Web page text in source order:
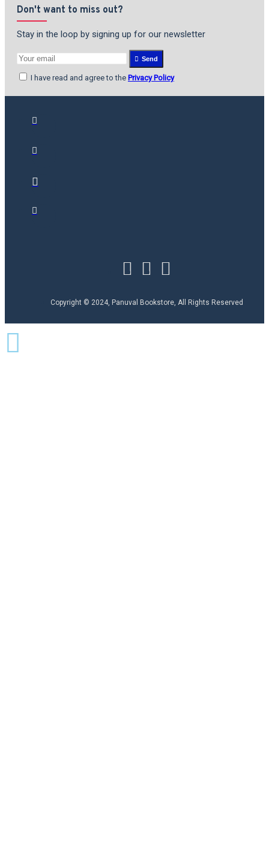
Don't want to miss out?
Stay in the loop by signing up for our newsletter
Send
I have read and agree to the Privacy Policy
Copyright © 2024, Panuval Bookstore, All Rights Reserved